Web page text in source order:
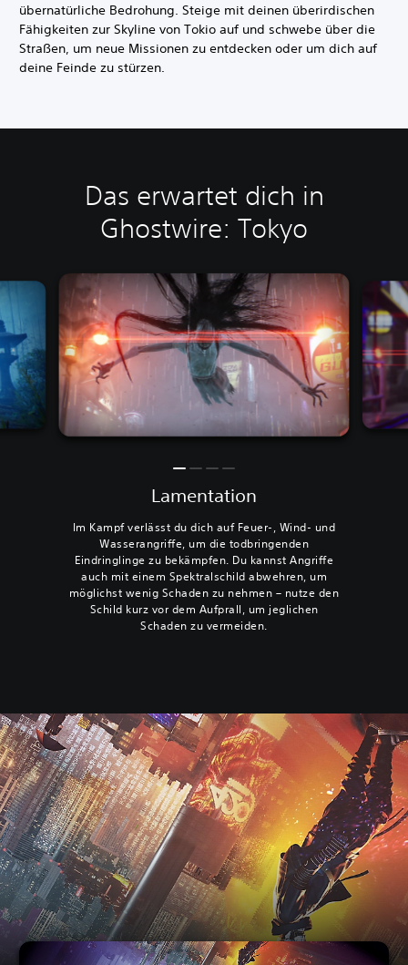
übernatürliche Bedrohung. Steige mit deinen überirdischen
Fähigkeiten zur Skyline von Tokio auf und schwebe über die
Straßen, um neue Missionen zu entdecken oder um dich auf
deine Feinde zu stürzen.
Das erwartet dich in
Ghostwire: Tokyo
Lamentation
Im Kampf verlässt du dich auf Feuer-, Wind- und
Wasserangriffe, um die todbringenden
Eindringlinge zu bekämpfen. Du kannst Angriffe
auch mit einem Spektralschild abwehren, um
möglichst wenig Schaden zu nehmen – nutze den
Schild kurz vor dem Aufprall, um jeglichen
Schaden zu vermeiden.